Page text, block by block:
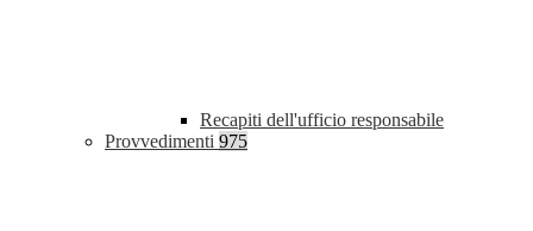
Recapiti dell'ufficio responsabile
Provvedimenti 975